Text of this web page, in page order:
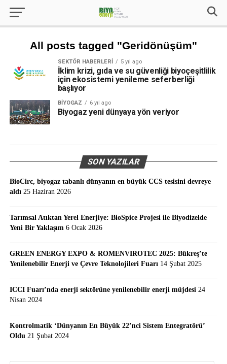
All posts tagged "Geridönüşüm"
SEKTÖR HABERLERI 5 yıl ago
İklim krizi, gıda ve su güvenliği biyoçeşitlilik
için ekosistemi yenileme seferberliği
başlıyor
BIYOGAZ 6 yıl ago
Biyogaz yeni dünyaya yön veriyor
SON YAZILAR
BioCirc, biyogaz tabanlı dünyanın en büyük CCS tesisini devreye
aldı 25 Haziran 2026
Tarımsal Atıktan Yerel Enerjiye: BioSpice Projesi ile Biyodizelde
Yeni Bir Yaklaşım 6 Ocak 2026
GREEN ENERGY EXPO & ROMENVIROTEC 2025: Bükreş’te
Yenilenebilir Enerji ve Çevre Teknolojileri Fuarı 14 Şubat 2025
ICCI Fuarı’nda enerji sektörüne yenilenebilir enerji müjdesi 24
Nisan 2024
Kontrolmatik ‘Dünyanın En Büyük 22’nci Sistem Entegratörü’
Oldu 21 Şubat 2024